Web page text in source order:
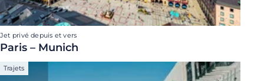
Jet privé depuis et vers
Paris – Munich
Trajets